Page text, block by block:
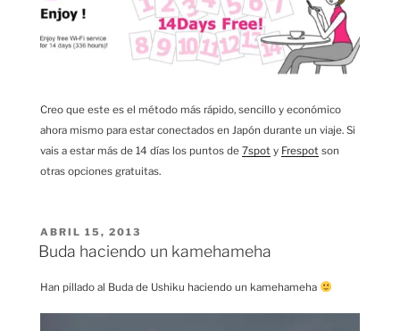
Creo que este es el método más rápido, sencillo y económico
ahora mismo para estar conectados en Japón durante un viaje. Si
vais a estar más de 14 días los puntos de 7spot y Frespot son
otras opciones gratuitas.
PUBLICADO
EL
ABRIL 15, 2013
Buda haciendo un kamehameha
Han pillado al Buda de Ushiku haciendo un kamehameha